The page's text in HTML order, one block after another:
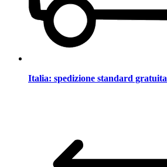
Italia: spedizione standard gratuita